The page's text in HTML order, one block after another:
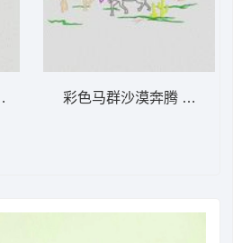
列 大花样彩色马群沙漠奔腾 大花样